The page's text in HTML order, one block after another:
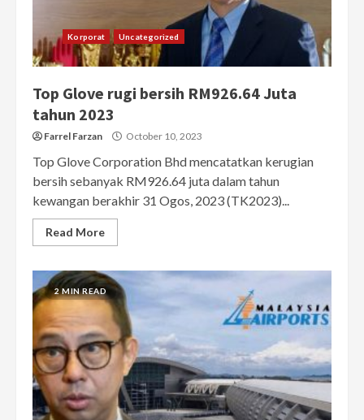
Korporat Uncategorized
Top Glove rugi bersih RM926.64 Juta
tahun 2023
Farrel Farzan October 10, 2023
Top Glove Corporation Bhd mencatatkan kerugian
bersih sebanyak RM926.64 juta dalam tahun
kewangan berakhir 31 Ogos, 2023 (TK2023)...
Read More
2 MIN READ